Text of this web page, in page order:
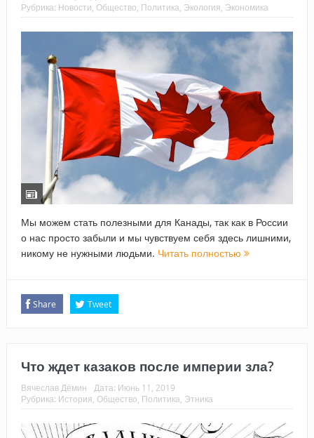
Рубрика: Новости, Общество, Политика, Экология, Экономика
Мы можем стать полезными для Канады, так как в России
о нас просто забыли и мы чувствуем себя здесь лишними,
никому не нужными людьми. Читать полностью
Share Tweet
Что ждет казаков после империи зла?
Вячеслав Дёмин Дата: Июнь 11, 2019
Рубрика: История, Общество, Политика, Этника